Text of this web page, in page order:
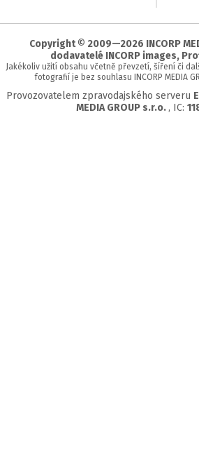
stránky
Copyright © 2009—2026 INCORP
dodavatelé INCORP images,
Jakékoliv užití obsahu včetně převzetí, šíření či
fotografií je bez souhlasu INCORP MEDIA
Provozovatelem zpravodajského serveru
MEDIA GROUP s.r.o. , IC: